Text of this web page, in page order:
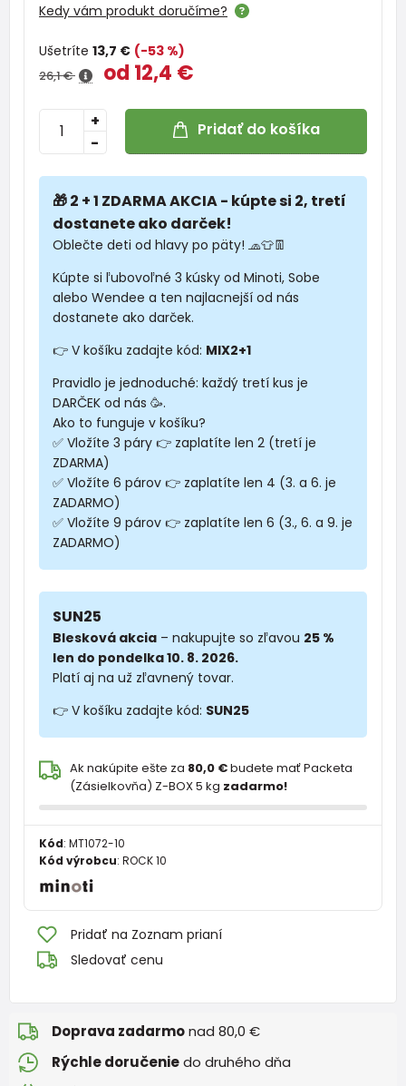
Kedy vám produkt doručíme?
Ušetríte 13,7 € (-53 %)
26,1 € od 12,4 €
-
+ Pridať do košíka
🎁 2 + 1 ZDARMA AKCIA - kúpte si 2, tretí
dostanete ako darček!
Oblečte deti od hlavy po päty! 🧢👕👖
Kúpte si ľubovoľné 3 kúsky od Minoti, Sobe
alebo Wendee a ten najlacnejší od nás
dostanete ako darček.
👉 V košíku zadajte kód: MIX2+1
Pravidlo je jednoduché: každý tretí kus je
DARČEK od nás 🥳.
Ako to funguje v košíku?
✅ Vložíte 3 páry 👉 zaplatíte len 2 (tretí je
ZDARMA)
✅ Vložíte 6 párov 👉 zaplatíte len 4 (3. a 6. je
ZADARMO)
✅ Vložíte 9 párov 👉 zaplatíte len 6 (3., 6. a 9. je
ZADARMO)
SUN25
Blesková akcia – nakupujte so zľavou 25 %
len do pondelka 10. 8. 2026.
Platí aj na už zľavnený tovar.
👉 V košíku zadajte kód: SUN25
Ak nakúpite ešte za 80,0 €budete mať Packeta
(Zásielkovňa) Z-BOX 5 kg zadarmo!
Kód: MT1072-10
Kód výrobcu: ROCK 10
Pridať na Zoznam prianí
Sledovať cenu
Doprava zadarmonad 80,0 €
Rýchle doručeniedo druhého dňa